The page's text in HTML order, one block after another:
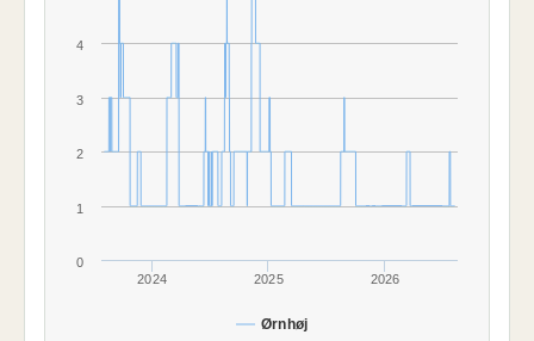
Ørnhøj
2024 2025 2026
0
1
2
3
4